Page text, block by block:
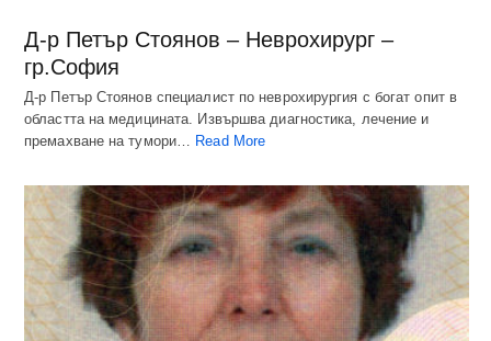
Д-р Петър Стоянов – Неврохирург –
гр.София
Д-р Петър Стоянов специалист по неврохирургия с богат опит в
областта на медицината. Извършва диагностика, лечение и
премахване на тумори…
Read More